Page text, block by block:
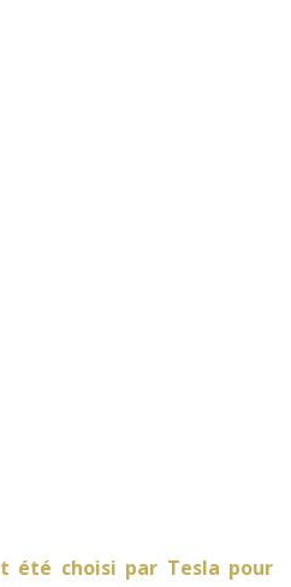
été choisi par Tesla pour